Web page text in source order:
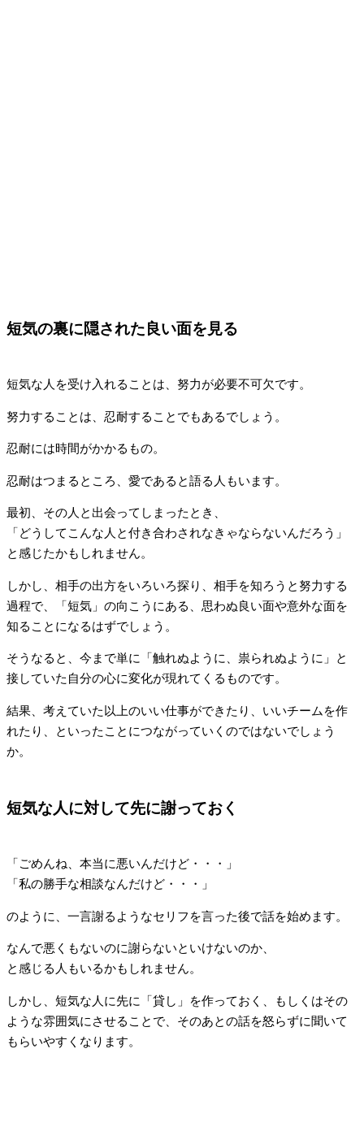
短気の裏に隠された良い面を見る
短気な人を受け入れることは、努力が必要不可欠です。
努力することは、忍耐することでもあるでしょう。
忍耐には時間がかかるもの。
忍耐はつまるところ、愛であると語る人もいます。
最初、その人と出会ってしまったとき、
「どうしてこんな人と付き合わされなきゃならないんだろう」
と感じたかもしれません。
しかし、相手の出方をいろいろ探り、相手を知ろうと努力する
過程で、「短気」の向こうにある、思わぬ良い面や意外な面を
知ることになるはずでしょう。
そうなると、今まで単に「触れぬように、祟られぬように」と
接していた自分の心に変化が現れてくるものです。
結果、考えていた以上のいい仕事ができたり、いいチームを作
れたり、といったことにつながっていくのではないでしょう
か。
短気な人に対して先に謝っておく
「ごめんね、本当に悪いんだけど・・・」
「私の勝手な相談なんだけど・・・」
のように、一言謝るようなセリフを言った後で話を始めます。
なんで悪くもないのに謝らないといけないのか、
と感じる人もいるかもしれません。
しかし、短気な人に先に「貸し」を作っておく、もしくはその
ような雰囲気にさせることで、そのあとの話を怒らずに聞いて
もらいやすくなります。